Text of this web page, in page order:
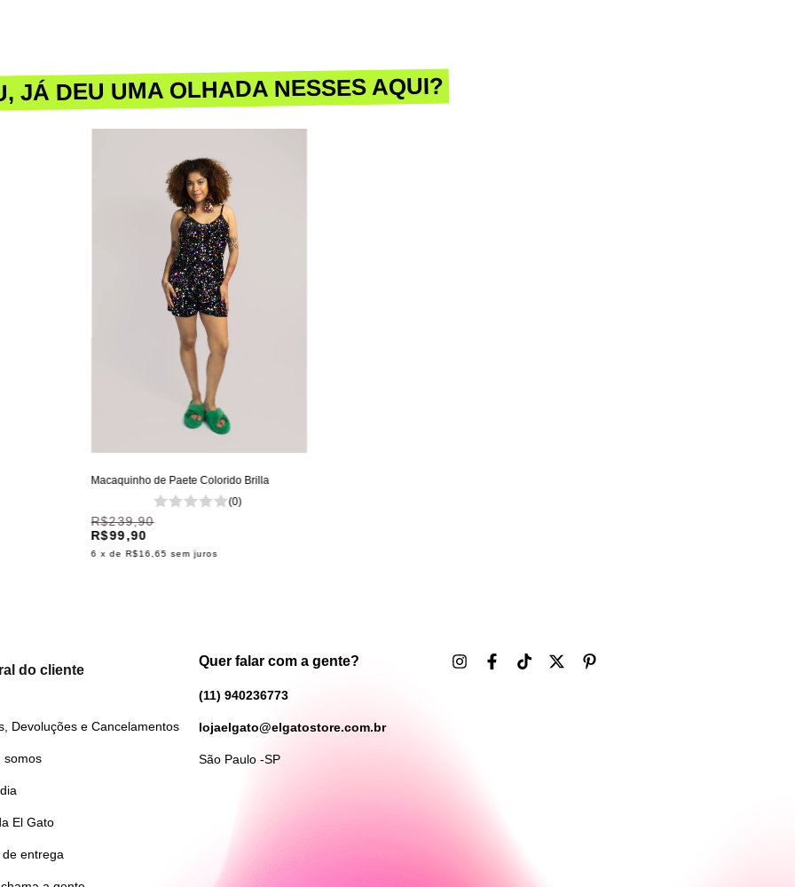
JÁ DEU UMA OLHADA NESSES AQUI?
Macaquinho de Paete Colorido Brilla
(0)
R$239,90
R$99,90
6 x de R$16,65 sem juros
do cliente
Devoluções e Cancelamentos
somos
El Gato
entrega
Quer falar com a gente?
(11) 940236773
lojaelgato@elgatostore.com.br
São Paulo -SP